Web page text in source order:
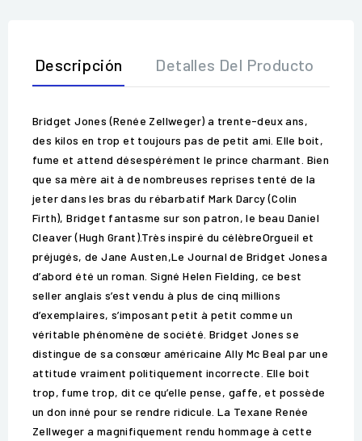
Descripción Detalles Del Producto
Bridget Jones (Renée Zellweger) a trente-deux ans,
des kilos en trop et toujours pas de petit ami. Elle boit,
fume et attend désespérément le prince charmant. Bien
que sa mère ait à de nombreuses reprises tenté de la
jeter dans les bras du rébarbatif Mark Darcy (Colin
Firth), Bridget fantasme sur son patron, le beau Daniel
Cleaver (Hugh Grant).Très inspiré du célèbreOrgueil et
préjugés, de Jane Austen,Le Journal de Bridget Jonesa
d’abord été un roman. Signé Helen Fielding, ce best
seller anglais s’est vendu à plus de cinq millions
d’exemplaires, s’imposant petit à petit comme un
véritable phénomène de société. Bridget Jones se
distingue de sa consœur américaine Ally Mc Beal par une
attitude vraiment politiquement incorrecte. Elle boit
trop, fume trop, dit ce qu’elle pense, gaffe, et possède
un don inné pour se rendre ridicule. La Texane Renée
Zellweger a magnifiquement rendu hommage à cette